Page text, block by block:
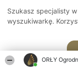
ORŁY
Szukasz specjalisty
wyszukiwarkę.